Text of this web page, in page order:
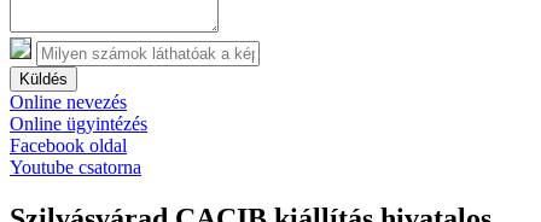
Küldés
Online nevezés
Online ügyintézés
Facebook oldal
Youtube csatorna